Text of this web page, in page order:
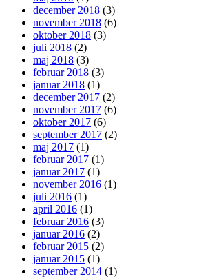
december 2018 (3)
november 2018 (6)
oktober 2018 (3)
juli 2018 (2)
maj 2018 (3)
februar 2018 (3)
januar 2018 (1)
december 2017 (2)
november 2017 (6)
oktober 2017 (6)
september 2017 (2)
maj 2017 (1)
februar 2017 (1)
januar 2017 (1)
november 2016 (1)
juli 2016 (1)
april 2016 (1)
februar 2016 (3)
januar 2016 (2)
februar 2015 (2)
januar 2015 (1)
september 2014 (1)